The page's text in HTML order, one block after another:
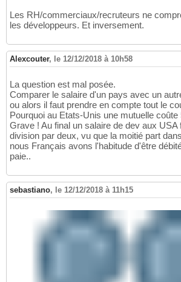
Les RH/commerciaux/recruteurs ne
les développeurs. Et inversement.
Alexcouter, le 12/12/2018 à 10h58
La question est mal posée.
Comparer le salaire d'un pays avec un
ou alors il faut prendre en compte tout le
Pourquoi au Etats-Unis une mutuelle
Grave ! Au final un salaire de dev aux USA
division par deux, vu que la moitié part
nous Français avons l'habitude d'être
paie..
sebastiano, le 12/12/2018 à 11h15